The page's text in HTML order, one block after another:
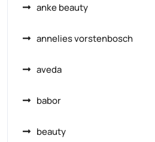
anke beauty
annelies vorstenbosch
aveda
babor
beauty